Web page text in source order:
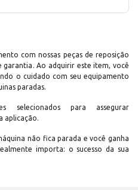
com nossas peças de reposição
garantia. Ao adquirir este item, você
o cuidado com seu equipamento
paradas.
selecionados para assegurar
aplicação.
não fica parada e você ganha
importa: o sucesso da sua